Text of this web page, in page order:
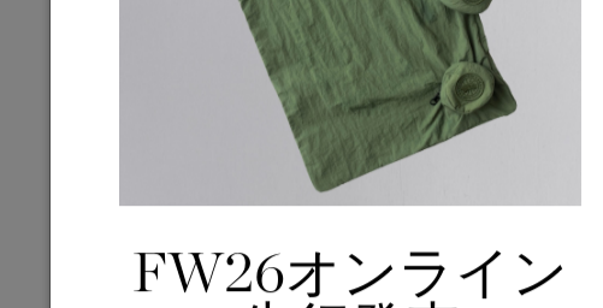
国際ホッキョクグマの日に
北極への敬意と
保全支援を込めた
FW26オンライン